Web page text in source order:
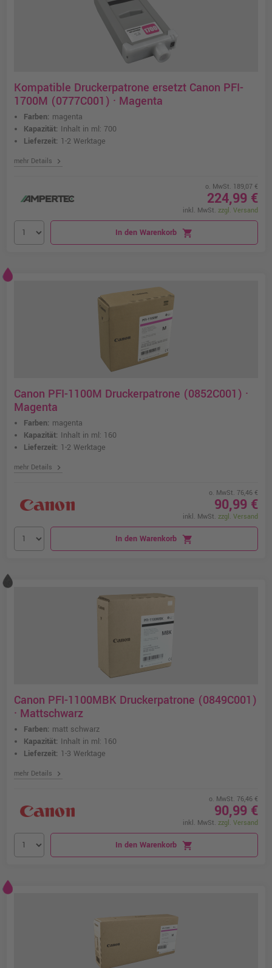
Kompatible Druckerpatrone ersetzt Canon PFI-
1700M (0777C001) · Magenta
Farben: magenta
Kapazität: Inhalt in ml: 700
Lieferzeit: 1-2 Werktage
mehr Details chevron_right
o. MwSt. 189,07 €
224,99 €
inkl. MwSt. zzgl. Versand
In den Warenkorb shopping_cart
Canon PFI-1100M Druckerpatrone (0852C001) ·
Magenta
Farben: magenta
Kapazität: Inhalt in ml: 160
Lieferzeit: 1-2 Werktage
mehr Details chevron_right
o. MwSt. 76,46 €
90,99 €
inkl. MwSt. zzgl. Versand
In den Warenkorb shopping_cart
Canon PFI-1100MBK Druckerpatrone (0849C001)
· Mattschwarz
Farben: matt schwarz
Kapazität: Inhalt in ml: 160
Lieferzeit: 1-3 Werktage
mehr Details chevron_right
o. MwSt. 76,46 €
90,99 €
inkl. MwSt. zzgl. Versand
In den Warenkorb shopping_cart